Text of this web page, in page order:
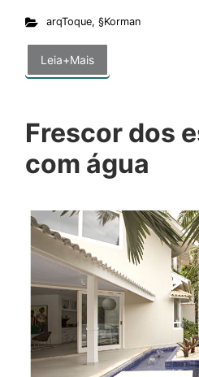
arqToque, §Korman
Leia+Mais
Frescor dos
com água